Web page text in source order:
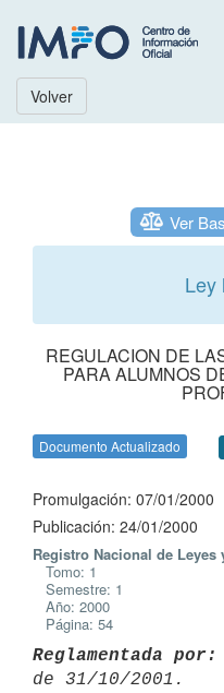
Volver
Ver
Ley
REGULACION DE
PARA ALUMNOS
Documento Actualizado
Promulgación: 07/01/2000
Publicación: 24/01/2000
Registro Nacional de Leyes
Tomo: 1
Semestre: 1
Año: 2000
Página: 54
Reglamentada por: